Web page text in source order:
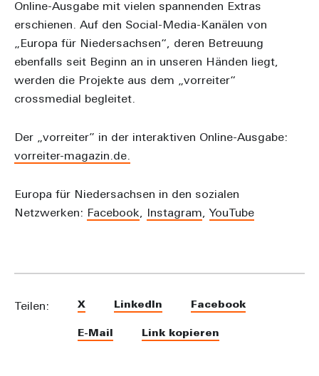
Online-Ausgabe mit vielen spannenden Extras
erschienen. Auf den Social-Media-Kanälen von
„Europa für Niedersachsen“, deren Betreuung
ebenfalls seit Beginn an in unseren Händen liegt,
werden die Projekte aus dem „vorreiter“
crossmedial begleitet.
Der „vorreiter” in der interaktiven Online-Ausgabe:
vorreiter-magazin.de.
Europa für Niedersachsen in den sozialen
Netzwerken: Facebook, Instagram,YouTube
Teilen: X LinkedIn Facebook
E-Mail Link kopieren